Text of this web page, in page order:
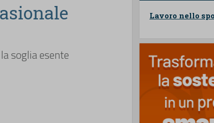
soglia esente
Lavoro nello